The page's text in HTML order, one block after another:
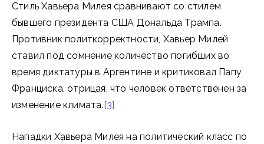
Стиль Хавьера Милея сравнивают со стилем
бывшего президента США Дональда Трампа.
Противник политкорректности, Хавьер Милей
ставил под сомнение количество погибших во
время диктатуры в Аргентине и критиковал Папу
Франциска, отрицая, что человек ответственен за
изменение климата.[3]
Нападки Хавьера Милея на политический класс по